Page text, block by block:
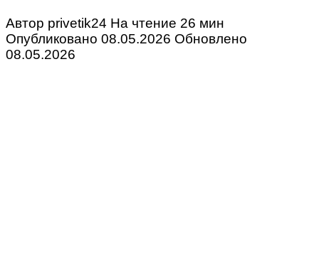
Автор privetik24 На чтение 26 мин
Опубликовано 08.05.2026 Обновлено
08.05.2026